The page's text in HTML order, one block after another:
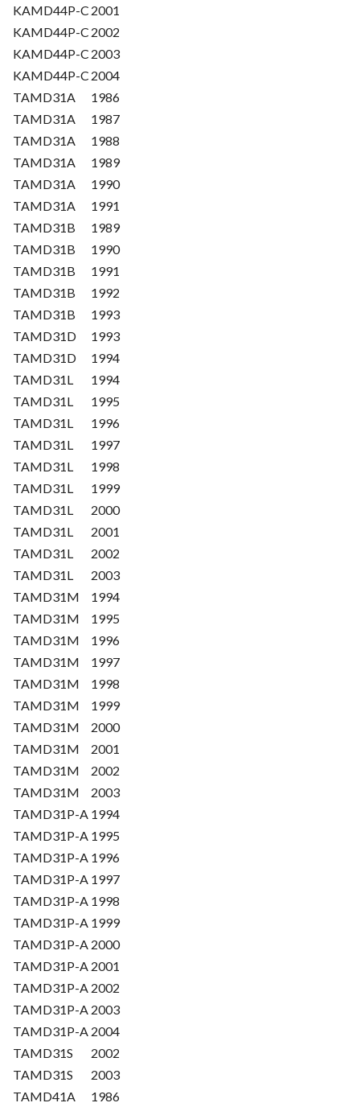
KAMD44P-C 2001
KAMD44P-C 2002
KAMD44P-C 2003
KAMD44P-C 2004
TAMD31A
1986
TAMD31A
1987
TAMD31A
1988
TAMD31A
1989
TAMD31A
1990
TAMD31A
1991
TAMD31B
1989
TAMD31B
1990
TAMD31B
1991
TAMD31B
1992
TAMD31B
1993
TAMD31D
1993
TAMD31D
1994
TAMD31L
1994
TAMD31L
1995
TAMD31L
1996
TAMD31L
1997
TAMD31L
1998
TAMD31L
1999
TAMD31L
2000
TAMD31L
2001
TAMD31L
2002
TAMD31L
2003
TAMD31M
1994
TAMD31M
1995
TAMD31M
1996
TAMD31M
1997
TAMD31M
1998
TAMD31M
1999
TAMD31M
2000
TAMD31M
2001
TAMD31M
2002
TAMD31M
2003
TAMD31P-A 1994
TAMD31P-A 1995
TAMD31P-A 1996
TAMD31P-A 1997
TAMD31P-A 1998
TAMD31P-A 1999
TAMD31P-A 2000
TAMD31P-A 2001
TAMD31P-A 2002
TAMD31P-A 2003
TAMD31P-A 2004
TAMD31S
2002
TAMD31S
2003
TAMD41A
1986